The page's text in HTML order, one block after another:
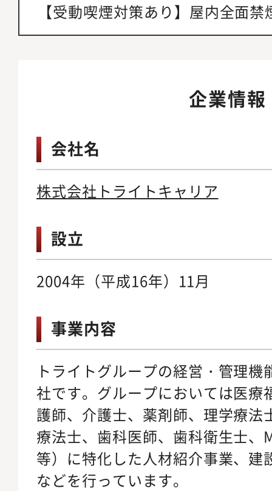
【受動喫煙対策あり】屋内全面禁
企業情報
会社名
株式会社トライトキャリア
設立
2004年（平成16年）11月
事業内容
トライトグループの経営・管理
社です。グループにおいては医療
護師、介護士、薬剤師、理学療法
療法士、歯科医師、歯科衛生士、
等）に特化した人材紹介事業、建
などを行っています。